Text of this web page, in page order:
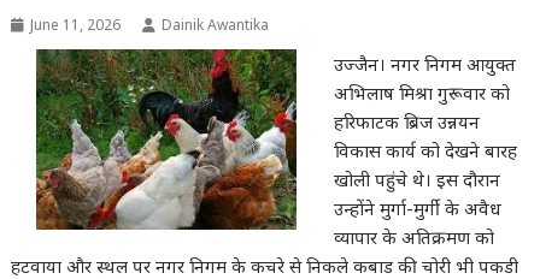
June 11, 2026 Dainik Awantika
उज्जैन। नगर निगम आयुक्त
अभिलाष मिश्रा गुरूवार को
हरिफाटक ब्रिज उन्नयन
विकास कार्य को देखने बारह
खोली पहुंचे थे। इस दौरान
उन्होंने मुर्गा-मुर्गी के अवैध
व्यापार के अतिक्रमण को
हटवाया और स्थल पर नगर निगम के कचरे से निकले कबाड की चोरी भी पकडी